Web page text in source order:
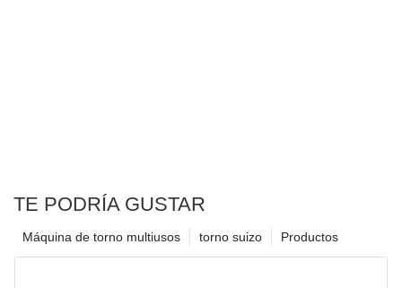
TE PODRÍA GUSTAR
Productos
torno suizo
Máquina de torno multiusos